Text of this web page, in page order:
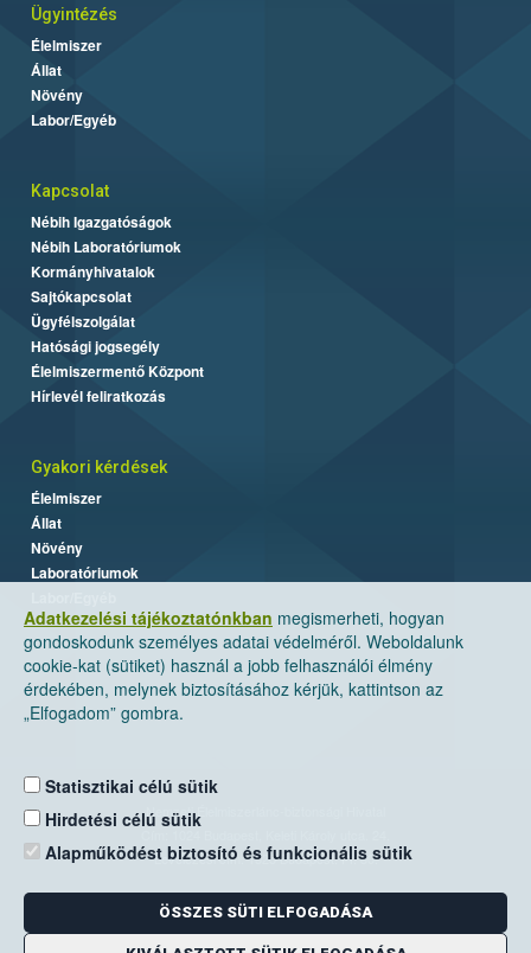
Adatkezelési tájékoztatónkban megismerheti, hogyan
gondoskodunk személyes adatai védelméről. Weboldalunk
cookie-kat (sütiket) használ a jobb felhasználói élmény
érdekében, melynek biztosításához kérjük, kattintson az
„Elfogadom” gombra.
Statisztikai célú sütik
Hirdetési célú sütik
Alapműködést biztosító és funkcionális sütik
ÖSSZES SÜTI ELFOGADÁSA
Ügyintézés
Élelmiszer
Állat
Növény
Labor/Egyéb
Kapcsolat
Nébih Igazgatóságok
Nébih Laboratóriumok
Kormányhivatalok
Sajtókapcsolat
Ügyfélszolgálat
Hatósági jogsegély
Élelmiszermentő Központ
Hírlevél feliratkozás
Gyakori kérdések
Élelmiszer
Állat
Növény
Laboratóriumok
Nemzeti Élelmiszerlánc-biztonsági Hivatal
Levelezési cím: 1525 Budapest. Pf. 30.
E-mail:ugyfelszolgalat@nebih.gov.hu
Zöld szám: 06-80/263-244